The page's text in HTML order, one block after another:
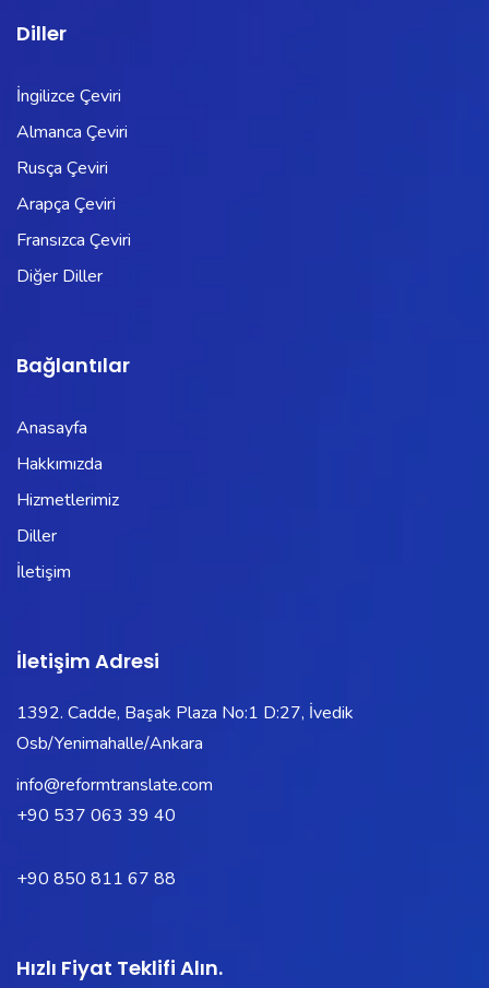
Diller
İngilizce Çeviri
Almanca Çeviri
Rusça Çeviri
Arapça Çeviri
Fransızca Çeviri
Diğer Diller
Bağlantılar
Anasayfa
Hakkımızda
Hizmetlerimiz
Diller
İletişim
İletişim Adresi
1392. Cadde, Başak Plaza No:1 D:27, İvedik
Osb/Yenimahalle/Ankara
info@reformtranslate.com
+90 537 063 39 40
+90 850 811 67 88
Hızlı Fiyat Teklifi Alın.